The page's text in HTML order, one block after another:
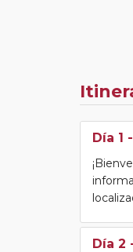
Día 1
Día 2